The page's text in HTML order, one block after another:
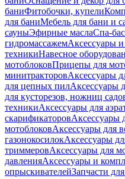
баниФитобочки, купели
для баниМебель для бани и
сауныЭфирные маслаСпа-
гидромассажемАксессуары
техникиНавесное
мотоблоковПрицепы для
минитракторовАксессуары
для цепных пилАксессуары
для кусторезов, ножниц
техникиАксессуары для
скарификаторовАксессуары
мотоблоковАксессуары для
газонокосилокАксессуары
триммеровАксессуары для
давленияАксессуары и
опрыскивателейЗапчасти